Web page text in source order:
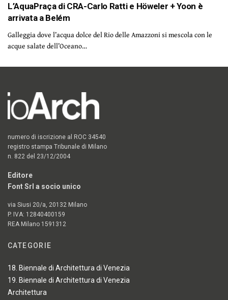
L’AquaPraça di CRA-Carlo Ratti e Höweler + Yoon è
arrivata a Belém
Galleggia dove l’acqua dolce del Rio delle Amazzoni si mescola con le
acque salate dell’Oceano…
numero di iscrizione al ROC 34540
registro stampa Tribunale di Milano
n. 822 del 23/12/2004
Editore
Font Srl a socio unico
via Siusi 20/a, 20132 Milano
P. IVA: 12840400159
REA Milano 1591312
CATEGORIE
18. Biennale di Architettura di Venezia
19. Biennale di Architettura di Venezia
Architettura